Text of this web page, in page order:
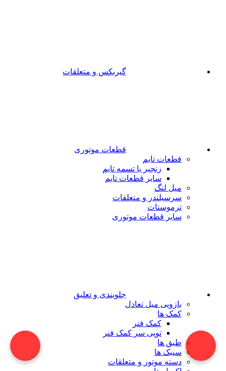
گیربکس و متعلقات
قطعات موتوری
قطعات تایم
زنجیر یا تسمه تایم
سایر قطعات تایم
میل لنگ
سرسیلندر و متعلقات
ترموستات
سایر قطعات موتوری
جلوبندی و تعلیق
بازویی میل تعادل
کمک ها
کمک فنر
توپی سر کمک فنر
طبق ها
سیبک ها
دسته موتور و متعلقات